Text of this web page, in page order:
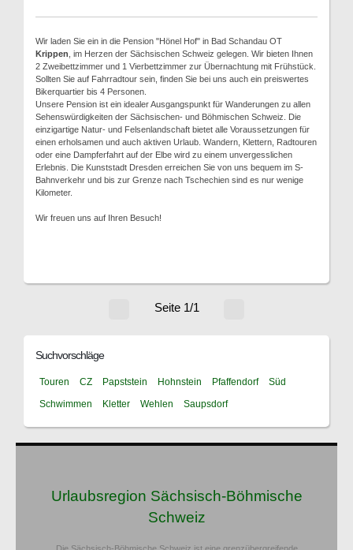
Wir laden Sie ein in die Pension "Hönel Hof" in Bad Schandau OT
Krippen , im Herzen der Sächsischen Schweiz gelegen. Wir bieten Ihnen
2 Zweibettzimmer und 1 Vierbettzimmer zur Übernachtung mit Frühstück.
Sollten Sie auf Fahrradtour sein, finden Sie bei uns auch ein preiswertes
Bikerquartier bis 4 Personen.
Unsere Pension ist ein idealer Ausgangspunkt für Wanderungen zu allen
Sehenswürdigkeiten der Sächsischen- und Böhmischen Schweiz. Die
einzigartige Natur- und Felsenlandschaft bietet alle Voraussetzungen für
einen erholsamen und auch aktiven Urlaub. Wandern, Klettern, Radtouren
oder eine Dampferfahrt auf der Elbe wird zu einem unvergesslichen
Erlebnis. Die Kunststadt Dresden erreichen Sie von uns bequem im S-
Bahnverkehr und bis zur Grenze nach Tschechien sind es nur wenige
Kilometer.
Wir freuen uns auf Ihren Besuch!
Seite 1/1
Suchvorschläge
Touren CZ Papststein Hohnstein Pfaffendorf
Süd
Schwimmen
Kletter Wehlen Saupsdorf
Urlaubsregion Sächsisch-Böhmische
Schweiz